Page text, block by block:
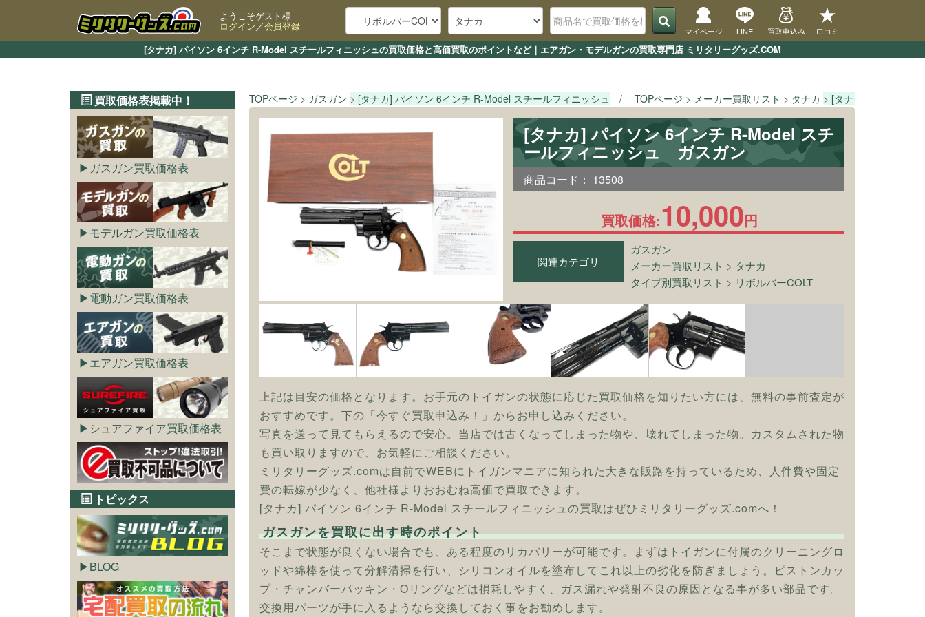
[タナカ] パイソン 6インチ R-Model スチールフィニッシュの買取価格と高価買取のポイントなど｜エアガン・モデルガンの買取専門店 ミリタリーグッズ.COM
ようこそゲスト様
ログイン／会員登録 マイページ LINE 買取申込み 口コミ
TOPページ ガスガン [タナカ] パイソン 6インチ R-Model スチールフィニッシュ TOPページ メーカー買取リスト タナカ [タナカ] パイソン 6
[タナカ] パイソン 6インチ R-Model スチ
ールフィニッシュ ガスガン
商品コード： 13508
買取価格:10,000円
関連カテゴリ
ガスガン
メーカー買取リスト > タナカ
タイプ別買取リスト > リボルバーCOLT
上記は目安の価格となります。お手元のトイガンの状態に応じた買取価格を知りたい方には、無料の事前査定が
おすすめです。下の「今すぐ買取申込み！」からお申し込みください。
写真を送って見てもらえるので安心。当店では古くなってしまった物や、壊れてしまった物。カスタムされた物
も買い取りますので、お気軽にご相談ください。
ミリタリーグッズ.comは自前でWEBにトイガンマニアに知られた大きな販路を持っているため、人件費や固定
費の転嫁が少なく、他社様よりおおむね高価で買取できます。
[タナカ] パイソン 6インチ R-Model スチールフィニッシュの買取はぜひミリタリーグッズ.comへ！
ガスガンを買取に出す時のポイント
そこまで状態が良くない場合でも、ある程度のリカバリーが可能です。まずはトイガンに付属のクリーニングロ
ッドや綿棒を使って分解清掃を行い、シリコンオイルを塗布してこれ以上の劣化を防ぎましょう。ピストンカッ
プ・チャンバーパッキン・Oリングなどは損耗しやすく、ガス漏れや発射不良の原因となる事が多い部品です。
交換用パーツが手に入るようなら交換しておく事をお勧めします。
買取価格表掲載中！
ガスガン買取価格表
モデルガン買取価格表
電動ガン買取価格表
エアガン買取価格表
シュアファイア買取価格表
トピックス
BLOG